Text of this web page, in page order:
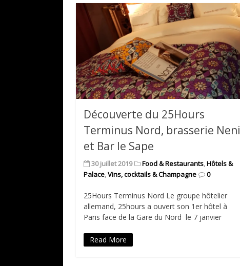
Découverte du 25Hours
Terminus Nord, brasserie Neni
et Bar le Sape
30 juillet 2019 Food & Restaurants,Hôtels &
Palace,Vins, cocktails & Champagne 0
25Hours Terminus Nord Le groupe hôtelier
allemand, 25hours a ouvert son 1er hôtel à
Paris face de la Gare du Nord le 7 janvier
Read More